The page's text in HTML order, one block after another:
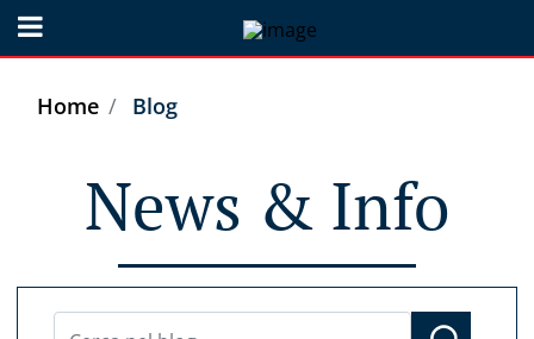
Open menu
Home Blog
News & Info